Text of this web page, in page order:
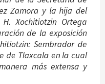
Zamora y la hija del
Xochitiotzin Ortega
de la exposición
Sembrador de
de Tlaxcala en la cual
más extensa y